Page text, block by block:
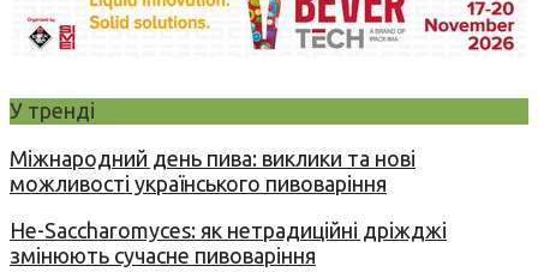
У тренді
Міжнародний день пива: виклики та нові
можливості українського пивоваріння
Не-Saccharomyces: як нетрадиційні дріжджі
змінюють сучасне пивоваріння